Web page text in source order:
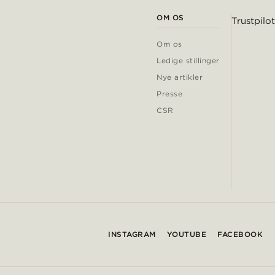
OM OS
Om os
Ledige stillinger
Nye artikler
Presse
CSR
Trustpilot
INSTAGRAM YOUTUBE FACEBOOK